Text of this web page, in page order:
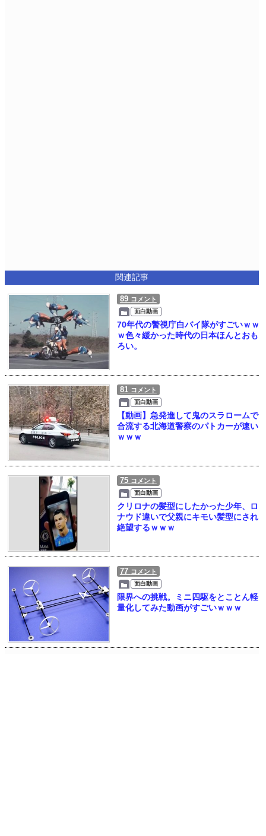
関連記事
89 コメント
面白動画
70年代の警視庁白バイ隊がすごいｗｗ
ｗ色々緩かった時代の日本ほんとおも
ろい。
81 コメント
面白動画
【動画】急発進して鬼のスラロームで
合流する北海道警察のパトカーが速い
ｗｗｗ
75 コメント
面白動画
クリロナの髪型にしたかった少年、ロ
ナウド違いで父親にキモい髪型にされ
絶望するｗｗｗ
77 コメント
面白動画
限界への挑戦。ミニ四駆をとことん軽
量化してみた動画がすごいｗｗｗ